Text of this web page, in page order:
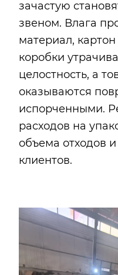
зачастую
звеном. Влага
материал,
коробки
целостность, а
оказываются
испорченными.
расходов на
объема отходов
клиентов.